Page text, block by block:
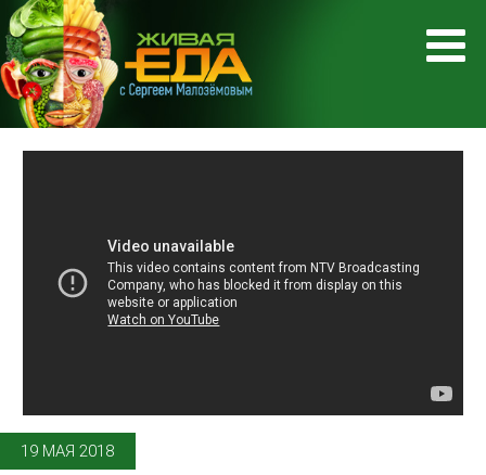
19 МАЯ 2018